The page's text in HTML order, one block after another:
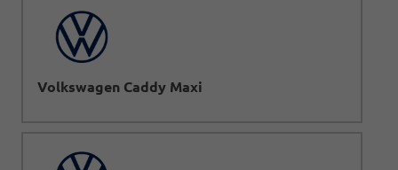
Volkswagen Caddy Maxi